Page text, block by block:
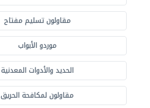
مقاولون تسليم مفتاح
موردو الأبواب
الحديد والأدوات المعدنية
مقاولون لمكافحة الحريق